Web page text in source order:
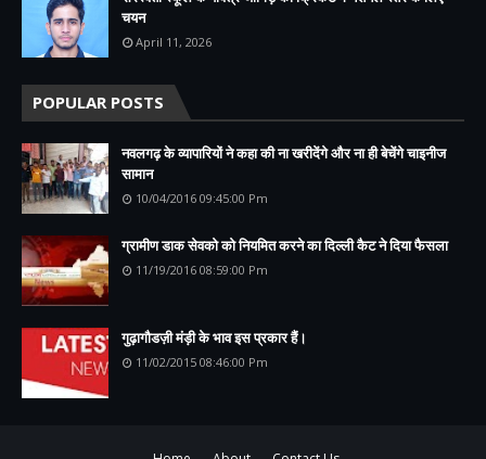
चयन
April 11, 2026
POPULAR POSTS
नवलगढ़ के व्यापारियों ने कहा की ना खरीदेंगे और ना ही बेचेंगे चाइनीज
सामान
10/04/2016 09:45:00 Pm
ग्रामीण डाक सेवको को नियमित करने का दिल्ली कैट ने दिया फैसला
11/19/2016 08:59:00 Pm
गुढ़ागौडज़ी मंड़ी के भाव इस प्रकार हैं।
11/02/2015 08:46:00 Pm